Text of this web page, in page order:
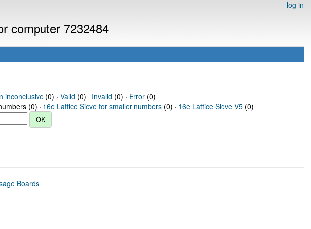
log in
computer 7232484
inconclusive(0) · Valid (0) · Invalid (0) · Error(0)
(0) · 16e Lattice Sieve for smaller numbers (0) · 16e Lattice Sieve V5 (0)
Boards